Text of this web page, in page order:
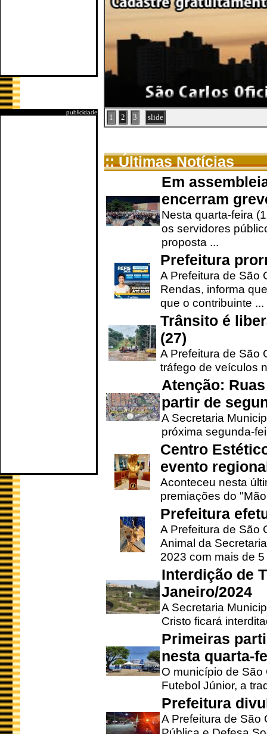
publicidade
1 2 3 slide
:: Últimas Notícias
Em
encerram
Nesta quarta-feira
os servidores
proposta ...
Prefeitura
A Prefeitura de São
Rendas, informa
que o contribuinte ...
Trânsito é
(27)
A Prefeitura de São
tráfego de veículos
Atenção:
partir de
A Secretaria
próxima segunda-
Centro
evento
Aconteceu nesta
premiações do
Prefeitura
A Prefeitura de São
Animal da
2023 com mais de 5
Interdição de
Janeiro/2024
A Secretaria
Cristo ficará
Primeiras
nesta quarta-
O município de
Futebol Júnior, a
Prefeitura
A Prefeitura de São